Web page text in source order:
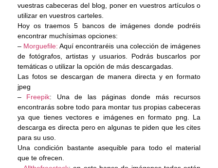
vuestras cabeceras del blog, poner en vuestros artículos o
utilizar en vuestros carteles.
Hoy os traemos 5 bancos de imágenes donde podréis
encontrar muchísimas opciones:
– Morguefile: Aquí encontraréis una colección de imágenes
de fotógrafos, artistas y usuarios. Podrás buscarlos por
temáticas o utilizar la opción de más descargadas.
Las fotos se descargan de manera directa y en formato
jpeg
– Freepik: Una de las páginas donde más recursos
encontrarás sobre todo para montar tus propias cabeceras
ya que tienes vectores e imágenes en formato png. La
descarga es directa pero en algunas te piden que les cites
para su uso.
Una condición bastante asequible para todo el material
que te ofrecen.